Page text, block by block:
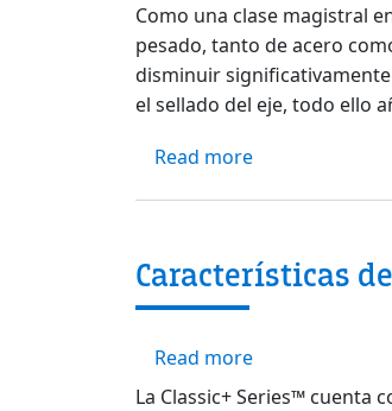
Como una clase magistral
pesado, tanto de acero
disminuir
el sellado del eje, todo ello
Read moreabout
Características
Read moreabout
La Classic+ Series™ cuenta